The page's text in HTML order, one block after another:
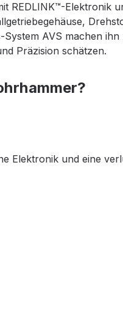
REDLINK™-Elektronik
AVS machen
Präzision schätzen.
Elektronik und eine